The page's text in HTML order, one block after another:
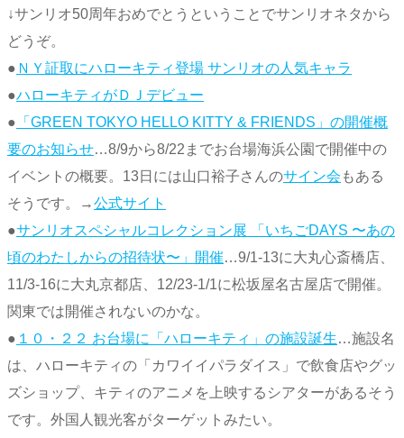
↓サンリオ50周年おめでとうということでサンリオネタから
どうぞ。
● ＮＹ証取にハローキティ登場 サンリオの人気キャラ
●ハローキティがＤＪデビュー
● 「GREEN TOKYO HELLO KITTY & FRIENDS」の開催概
要のお知らせ…8/9から8/22までお台場海浜公園で開催中の
イベントの概要。13日には山口裕子さんのサイン会 もある
そうです。→公式サイト
●サンリオスペシャルコレクション展 「いちごDAYS 〜あの
頃のわたしからの招待状〜」開催…9/1-13に大丸心斎橋店、
11/3-16に大丸京都店、12/23-1/1に松坂屋名古屋店で開催。
関東では開催されないのかな。
● １０・２２ お台場に「ハローキティ」の施設誕生…施設名
は、ハローキティの「カワイイパラダイス」で飲食店やグッ
ズショップ、キティのアニメを上映するシアターがあるそう
です。外国人観光客がターゲットみたい。